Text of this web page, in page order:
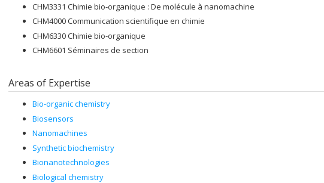
CHM3331 Chimie bio-organique : De molécule à nanomachine
CHM4000 Communication scientifique en chimie
CHM6330 Chimie bio-organique
CHM6601 Séminaires de section
Areas of Expertise
Bio-organic chemistry
Biosensors
Nanomachines
Synthetic biochemistry
Bionanotechnologies
Biological chemistry